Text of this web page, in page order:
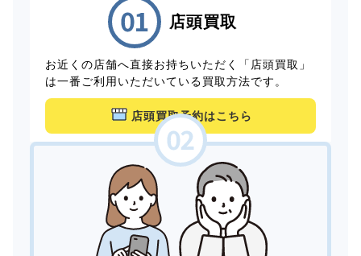
店頭買取
お近くの店舗へ直接お持ちいただく「店頭買取」
は一番ご利用いただいている買取方法です。
店頭買取予約はこちら